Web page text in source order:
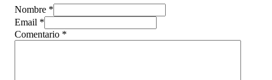
Nombre *
Email *
Comentario *